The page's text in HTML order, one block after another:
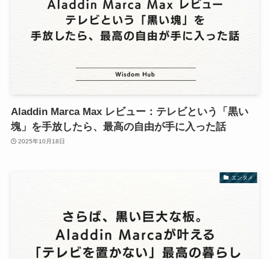
Aladdin Marca Max レビュー：テレビという「黒い
塊」を手放したら、最高の自由が手に入った話
2025年10月18日
エンタメ